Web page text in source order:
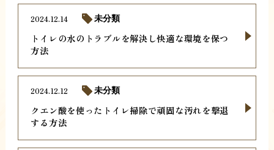
トイレの水のトラブルを解決し快適な環境を保つ
方法
2024.12.14 未分類
クエン酸を使ったトイレ掃除で頑固な汚れを撃退
する方法
2024.12.12 未分類